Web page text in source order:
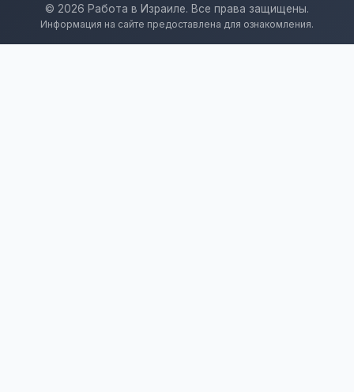
© 2026 Работа в Израиле. Все права защищены.
Информация на сайте предоставлена для ознакомления.